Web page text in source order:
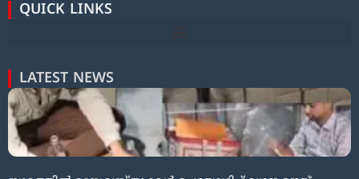
QUICK LINKS
LATEST NEWS